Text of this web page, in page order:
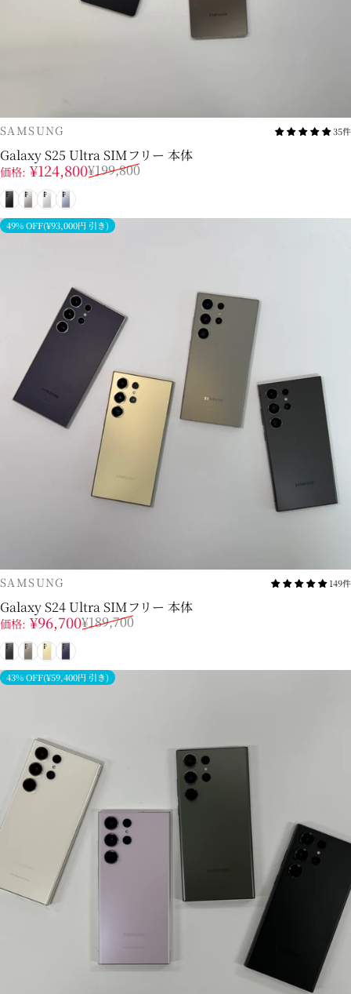
販売業者
SAMSUNG 35件
Galaxy S25 Ultra SIMフリー 本体
販売価格
価格: ¥124,800
通常価格 ¥199,800
ブラック
グレー
ホワイトシルバー
シルバーブルー
49% OFF(¥93,000円 引き)
販売業者
SAMSUNG 149件
Galaxy S24 Ultra SIMフリー 本体
販売価格
価格: ¥96,700
通常価格 ¥189,700
ブラック
グレー
イエロー
バイオレット
43% OFF(¥59,400円 引き)